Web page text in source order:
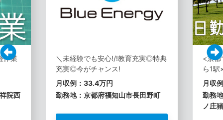
作業
院西
＼未経験でも安心!/!教育充実◎特典
充実◎今がチャンス!
月収例：33.4万円
勤務地：京都府福知山市長田野町
<京都
ら1
月収
勤務
ノ庄